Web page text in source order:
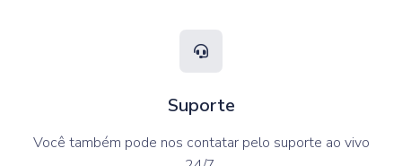
Suporte
Você também pode nos contatar pelo suporte ao vivo